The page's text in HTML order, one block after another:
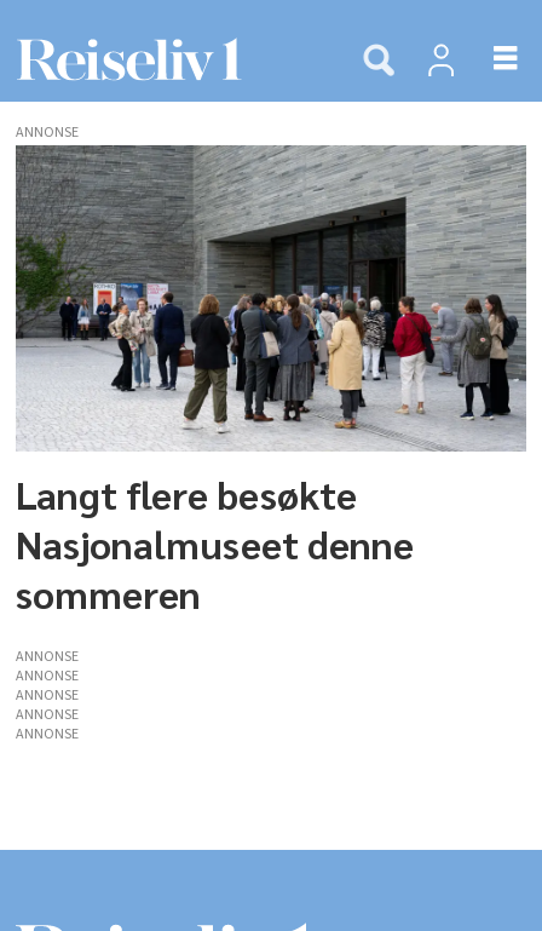
Tags:
utstillinger
ANNONSE
Langt flere besøkte
Nasjonalmuseet denne
sommeren
ANNONSE
ANNONSE
ANNONSE
ANNONSE
ANNONSE